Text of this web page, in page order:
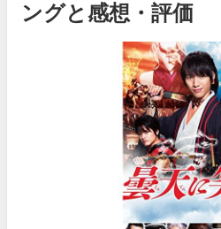
ングと感想・評価